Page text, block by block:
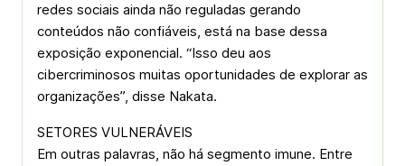
redes sociais ainda não reguladas gerando
conteúdos não confiáveis, está na base dessa
exposição exponencial. “Isso deu aos
cibercriminosos muitas oportunidades de explorar as
organizações”, disse Nakata.
SETORES VULNERÁVEIS
Em outras palavras, não há segmento imune. Entre